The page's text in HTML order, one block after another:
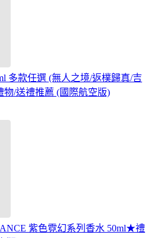
多款任選 (無人之境/返樸歸真/吉
/送禮推薦 (國際航空版)
紫色霓幻系列香水 50ml★禮